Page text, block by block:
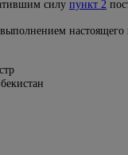
силу пункт 2